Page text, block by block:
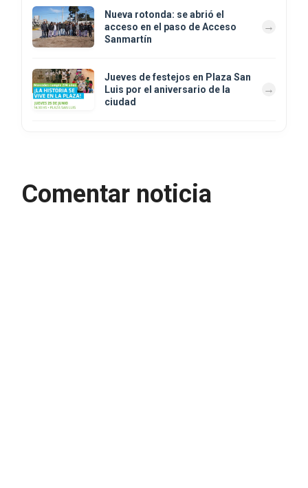
Nueva rotonda: se abrió el
acceso en el paso de Acceso
Sanmartín
Jueves de festejos en Plaza San
Luis por el aniversario de la
ciudad
Comentar noticia